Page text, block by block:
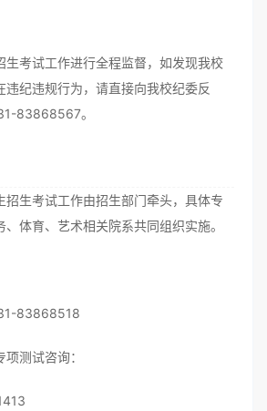
生考试工作进行全程监督，如发现我校
违纪违规行为，请直接向我校纪委反
83868567。
招生考试工作由招生部门牵头，具体专
体育、艺术相关院系共同组织实施。
83868518
测试咨询：